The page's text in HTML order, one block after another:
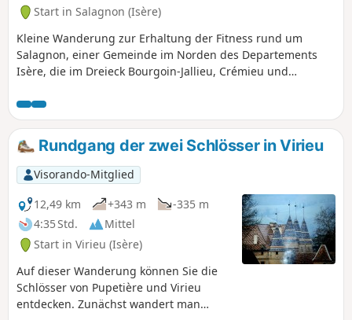
Start in Salagnon (Isère)
Kleine Wanderung zur Erhaltung der Fitness rund um
Salagnon, einer Gemeinde im Norden des Departements
Isère, die im Dreieck Bourgoin-Jallieu, Crémieu und
Rundgang der zwei Schlösser in Virieu
Visorando-Mitglied
12,49 km
+343 m
-335 m
4:35 Std.
Mittel
Start in Virieu (Isère)
Auf dieser Wanderung können Sie die
Schlösser von Pupetière und Virieu
entdecken. Zunächst wandert man